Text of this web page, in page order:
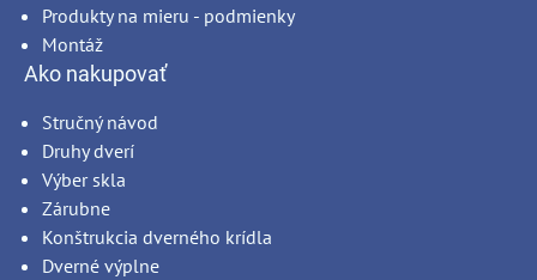
Produkty na mieru - podmienky
Montáž
Ako nakupovať
Stručný návod
Druhy dverí
Výber skla
Zárubne
Konštrukcia dverného krídla
Dverné výplne